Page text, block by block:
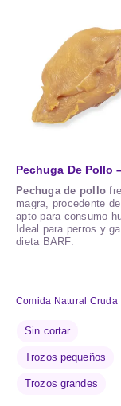
Pechuga De Pollo
Pechuga de pollo
magra, procedente
apto para consumo
Ideal para perros y
dieta BARF.
Comida Natural Cruda
Sin cortar
Trozos pequeños
Trozos grandes